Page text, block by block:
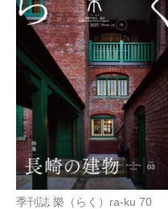
季刊誌 樂（らく）ra-ku 70